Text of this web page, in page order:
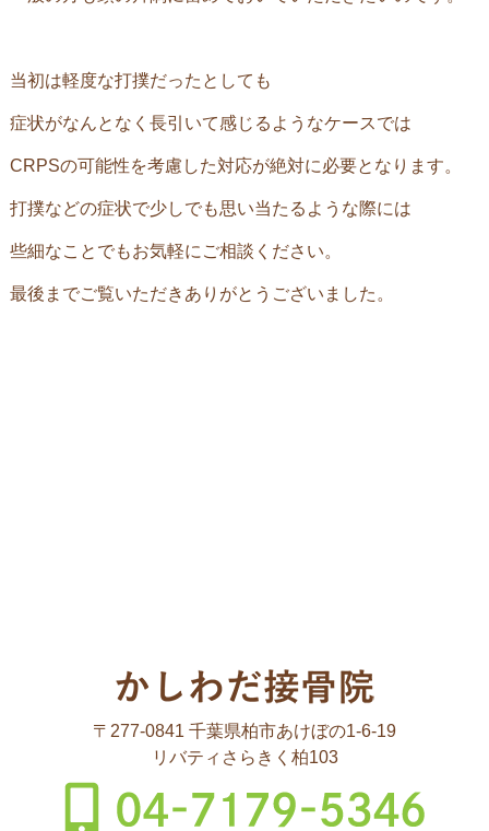
当初は軽度な打撲だったとしても
症状がなんとなく長引いて感じるようなケースでは
CRPSの可能性を考慮した対応が絶対に必要となります。
打撲などの症状で少しでも思い当たるような際には
些細なことでもお気軽にご相談ください。
最後までご覧いただきありがとうございました。
〒277-0841 千葉県柏市あけぼの1-6-19
リバティさらきく柏103